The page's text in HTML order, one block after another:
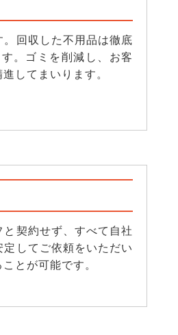
回収した不用品は徹底
。ゴミを削減し、お客
してまいります。
契約せず、すべて自社
してご依頼をいただい
とが可能です。